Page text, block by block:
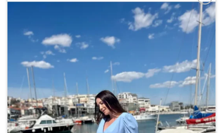
Add to
wishlist